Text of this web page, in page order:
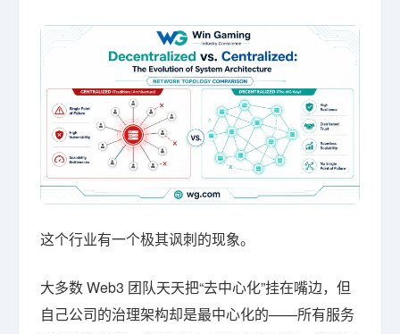
这个行业有一个极其讽刺的现象。
大多数 Web3 团队天天把“去中心化”挂在嘴边，但
自己公司的治理架构却是最中心化的——所有服务